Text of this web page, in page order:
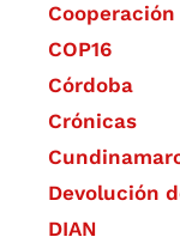
COP16
Córdoba
Crónicas
Devolución
DIAN